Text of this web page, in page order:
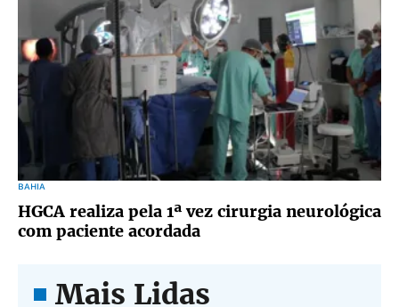
BAHIA
HGCA realiza pela 1ª vez cirurgia neurológica
com paciente acordada
Mais Lidas